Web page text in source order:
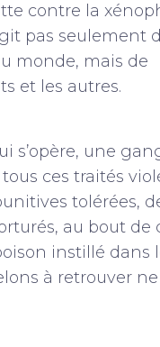
contre la
pas seulement
monde, mais de
et les autres.
s’opère, une
ces traités
tolérées,
au bout de
instillé dans
à retrouver ne